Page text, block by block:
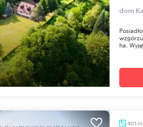
dom
ha.
401 m